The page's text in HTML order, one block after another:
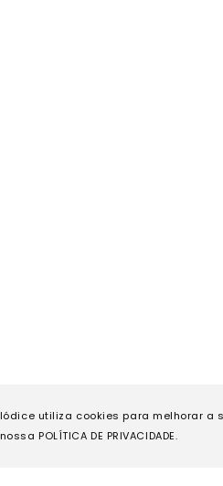
Iódice utiliza cookies para melhorar a
nossa POLÍTICA DE PRIVACIDADE.